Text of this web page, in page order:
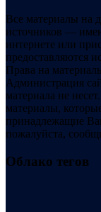
Все материалы на
источников —
интернете или
предоставляются
Права на
Администрация
материала не
материалы,
принадлежащие
пожалуйста,
Облако тегов